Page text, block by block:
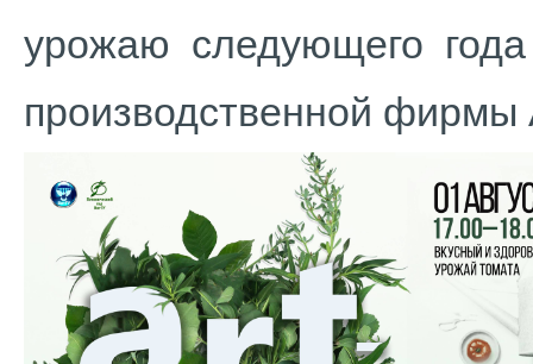
урожаю следующего
производственной фирмы